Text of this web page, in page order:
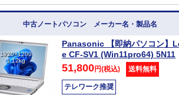
中古ノートパソコン メーカー名・製品名
1920×1200
1.12kg
Panasonic 【即納パソコン】
e CF-SV1 (Win11pro64) 5N11
51,800円(税込) 送料無料
テレワーク推奨